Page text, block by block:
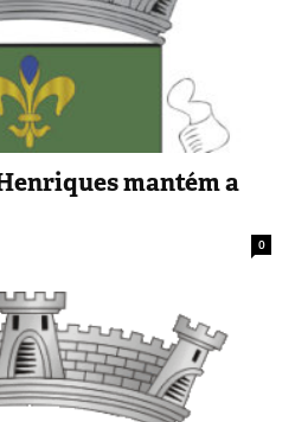
mantém a
0